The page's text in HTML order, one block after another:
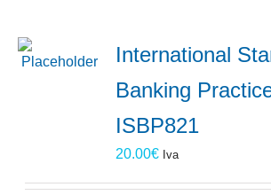
International
Banking
ISBP821
20.00€ Iva